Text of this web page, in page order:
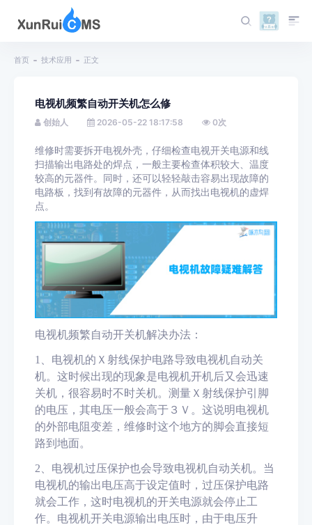
首页 技术应用 正文
电视机频繁自动开关机怎么修
创始人 2026-05-22 18:17:58 0次
维修时需要拆开电视外壳，仔细检查电视开关电源和线
扫描输出电路处的焊点，一般主要检查体积较大、温度
较高的元器件。同时，还可以轻轻敲击容易出现故障的
电路板，找到有故障的元器件，从而找出电视机的虚焊
点。
电视机频繁自动开关机解决办法：
1
电视机的Ｘ射线保护电路导致电视机自动关
机。这时候出现的现象是电视机开机后又会迅速
关机，很容易时不时关机。测量Ｘ射线保护引脚
的电压，其电压一般会高于３Ｖ。这说明电视机
的外部电阻变差，维修时这个地方的脚会直接短
路到地面。
2
电视机过压保护也会导致电视机自动关机。当
电视机的输出电压高于设定值时，过压保护电路
就会工作，这时电视机的开关电源就会停止工
作。电视机开关电源输出电压时，由于电压升